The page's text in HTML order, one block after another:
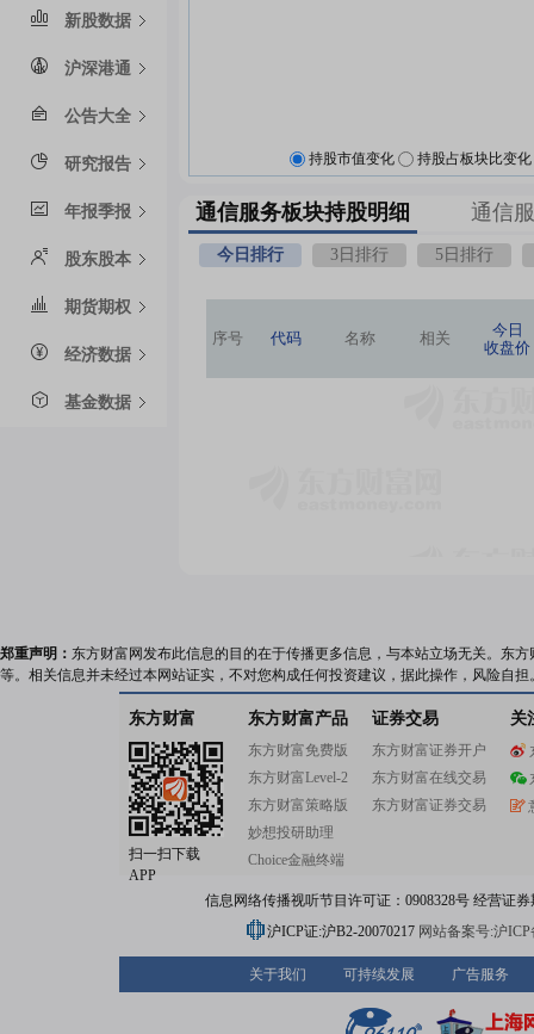
新股数据
沪深港通
公告大全
研究报告
年报季报
股东股本
期货期权
经济数据
基金数据
持股市值变化 持股占板块比变化
通信服务板块持股明细 通信
今日排行 3日排行 5日排行
序号 代码 名称 相关
今日
收盘价
郑重声明： 东方财富网发布此信息的目的在于传播更多信息，与本站立场无关。东
等。相关信息并未经过本网站证实，不对您构成任何投资建议，据此操作，风险自担
东方财富
扫一扫下载
APP
东方财富产品
东方财富免费版
东方财富Level-2
东方财富策略版
妙想投研助理
Choice金融终端
证券交易
东方财富证券开户
东方财富在线交易
东方财富证券交易
关
信息网络传播视听节目许可证：0908328号 经营证
沪ICP证:沪B2-20070217 网站备案号:沪
关于我们 可持续发展 广告服务